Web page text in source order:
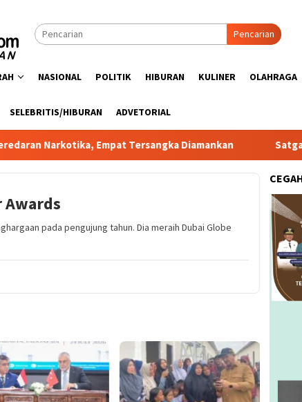
Pencarian
NASIONAL POLITIK HIBURAN KULINER OLAHRAGA
SELEBRITIS/HIBURAN ADVETORIAL
Empat Tersangka Diamankan Satgas PRR Pacu
Awards
pada pengujung tahun. Dia meraih Dubai Globe